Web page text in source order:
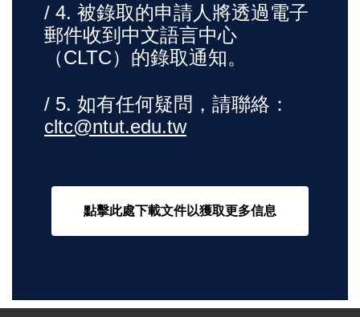
/ 4. 被錄取的申請人將透過電子
郵件收到中文語言中心
（CLTC）的錄取通知。
/ 5. 如有任何疑問，請聯絡：
cltc@ntut.edu.tw
點擊此處下載文件以獲取更多信息